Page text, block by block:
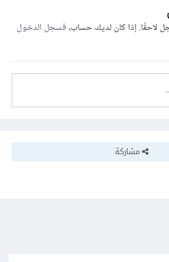
لاحقًا. إذا كان لديك حساب،فسجل الدخول
مشاركة